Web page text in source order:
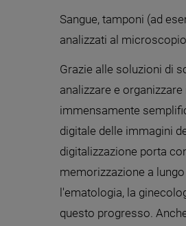
Sangue, tamponi (ad
analizzati al
Grazie alle soluzioni di
analizzare e
immensamente
digitale delle immagini
digitalizzazione porta
memorizzazione a
l'ematologia, la
questo progresso.